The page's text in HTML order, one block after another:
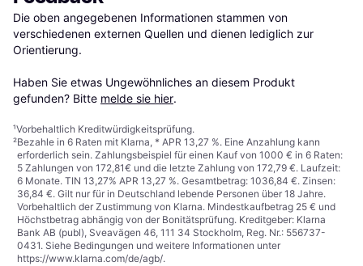
Die oben angegebenen Informationen stammen von
verschiedenen externen Quellen und dienen lediglich zur
Orientierung.
Haben Sie etwas Ungewöhnliches an diesem Produkt
gefunden? Bitte melde sie hier.
¹Vorbehaltlich Kreditwürdigkeitsprüfung.
²Bezahle in 6 Raten mit Klarna, * APR 13,27 %. Eine Anzahlung kann
erforderlich sein. Zahlungsbeispiel für einen Kauf von 1000 € in 6 Raten:
5 Zahlungen von 172,81€ und die letzte Zahlung von 172,79 €. Laufzeit:
6 Monate. TIN 13,27% APR 13,27 %. Gesamtbetrag: 1036,84 €. Zinsen:
36,84 €. Gilt nur für in Deutschland lebende Personen über 18 Jahre.
Vorbehaltlich der Zustimmung von Klarna. Mindestkaufbetrag 25 € und
Höchstbetrag abhängig von der Bonitätsprüfung. Kreditgeber: Klarna
Bank AB (publ), Sveavägen 46, 111 34 Stockholm, Reg. Nr.: 556737-
0431. Siehe Bedingungen und weitere Informationen unter
https://www.klarna.com/de/agb/.